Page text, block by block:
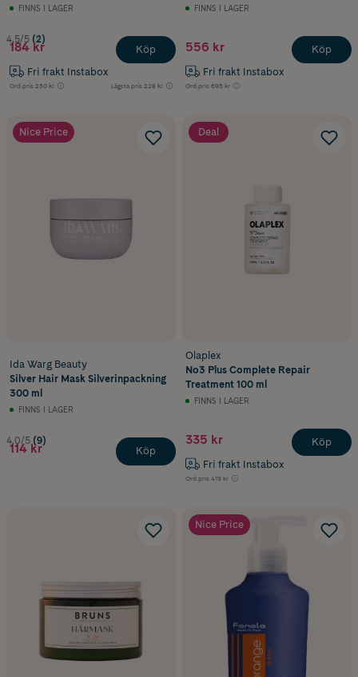
FINNS I LAGER
4.5/5 (2)
184 kr
Fri frakt Instabox
Ord.pris 230 kr Lägsta pris 228 kr
Köp
FINNS I LAGER
556 kr
Fri frakt Instabox
Ord.pris 695 kr
Köp
Nice Price
Ida Warg Beauty
Silver Hair Mask Silverinpackning
300 ml
FINNS I LAGER
4.0/5 (9)
114 kr Köp
Deal
Olaplex
No3 Plus Complete Repair
Treatment 100 ml
FINNS I LAGER
335 kr
Fri frakt Instabox
Ord.pris 419 kr
Köp
Nice Price